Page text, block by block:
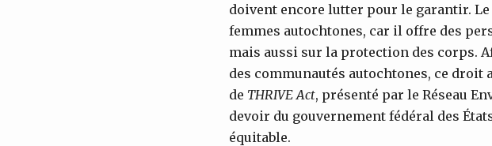
doivent encore lutter pour le garantir.
femmes autochtones, car il offre des
mais aussi sur la protection des corps.
des communautés autochtones, ce droit
de THRIVE Act, présenté par le Réseau
devoir du gouvernement fédéral des
équitable.